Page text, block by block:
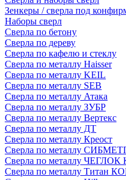
Зенкеры / сверла под
Наборы сверл
Сверла по бетону
Сверла по дереву
Сверла по кафелю и стеклу
Сверла по металлу Haisser
Сверла по металлу KEIL
Сверла по металлу SEB
Сверла по металлу Атака
Сверла по металлу ЗУБР
Сверла по металлу Вертекс
Сверла по металлу ДТ
Сверла по металлу Креост
Сверла по металлу
Сверла по металлу
Сверла по металлу Титан